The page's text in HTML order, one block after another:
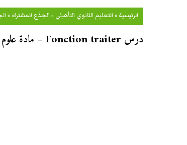
الرئيسية »التعليم الثانوي التأهيلي »الجذع المشترك »
درس Fonction traiter – مادة علوم المهندس – جذع مشترك تكنولوجي